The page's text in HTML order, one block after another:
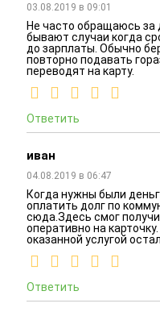
03.08.2019 в 09:01
Не часто обращаюсь за
бывают случаи когда
до зарплаты. Обычно
повторно подавать
переводят на карту.
Ответить
иван
04.08.2019 в 06:47
Когда нужны были
оплатить долг по
сюда.Здесь смог
оперативно на
оказанной услугой
Ответить